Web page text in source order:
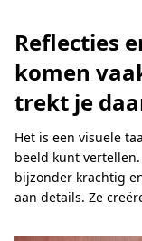
Reflecties
komen
trekt je
Het is een visuele
beeld kunt
bijzonder krachtig
aan details. Ze